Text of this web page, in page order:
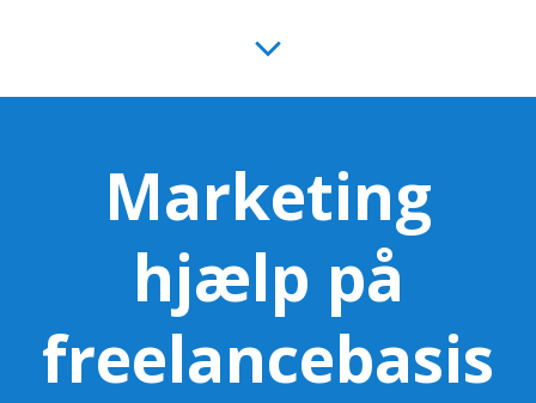
Marketing
hjælp på
freelancebasis